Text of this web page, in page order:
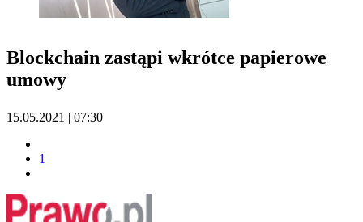
Blockchain zastąpi wkrótce papierowe
umowy
15.05.2021 | 07:30
1